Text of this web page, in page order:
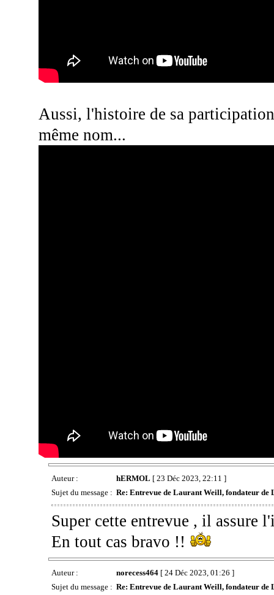
Aussi, l'histoire de sa
même nom...
Auteur : hERMOL [ 23 Déc 2023, 22:11 ]
Sujet du message : Re: Entrevue de Laurant Weill, fondateur de
Super cette entrevue , il assure
En tout cas bravo !!
Auteur : norecess464[ 24 Déc 2023, 01:26 ]
Sujet du message : Re: Entrevue de Laurant Weill, fondateur de